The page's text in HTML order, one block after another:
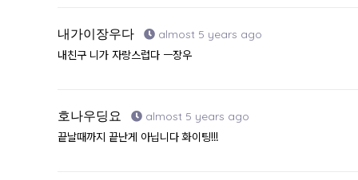
내가이장우다 almost 5 years ago
내친구 니가 자랑스럽다 ㅡ장우
호나우딩요 almost 5 years ago
끝날때까지 끝난게 아닙니다 화이팅!!!